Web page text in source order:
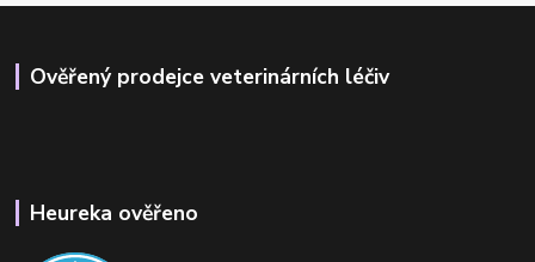
Ověřený prodejce veterinárních léčiv
Heureka ověřeno